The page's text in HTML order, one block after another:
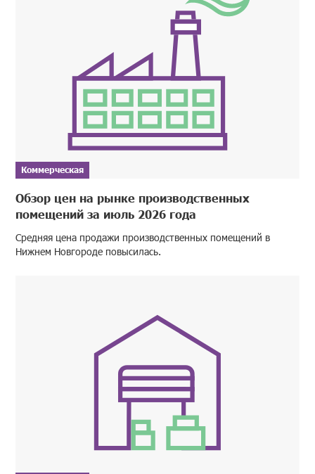
Коммерческая
Обзор цен на рынке производственных
помещений за июль 2026 года
Средняя цена продажи производственных помещений в
Нижнем Новгороде повысилась.